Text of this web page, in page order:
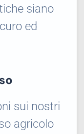
siano
ed
sui nostri
agricolo